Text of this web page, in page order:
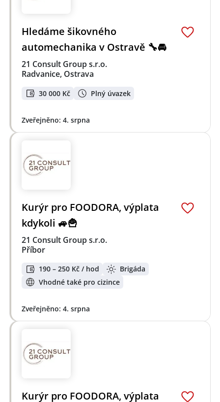
Hledáme šikovného
automechanika v Ostravě 🔧🚘
21 Consult Group s.r.o.
Radvanice, Ostrava
30 000 Kč Plný úvazek
Zveřejněno: 4. srpna
Kurýr pro FOODORA, výplata
kdykoli 🚙🍟
21 Consult Group s.r.o.
Příbor
190 – 250 Kč / hod
Brigáda
Vhodné také pro cizince
Zveřejněno: 4. srpna
Kurýr pro FOODORA, výplata